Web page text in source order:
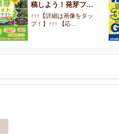
稿しよう！発芽フ…
↑↑↑【詳細は画像をタッ
プ！】↑↑↑ 【応…